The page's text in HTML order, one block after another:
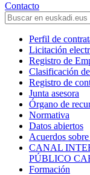
Contacto
Perfil de
Licitación
Registro de
Clasificación
Registro de
Junta asesora
Órgano de
Normativa
Datos abiertos
Acuerdos
CANAL
PÚBLICO
Formación